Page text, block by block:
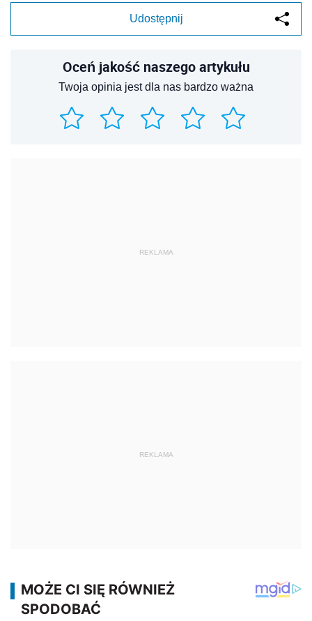
Udostępnij
Oceń jakość naszego artykułu
Twoja opinia jest dla nas bardzo ważna
REKLAMA
REKLAMA